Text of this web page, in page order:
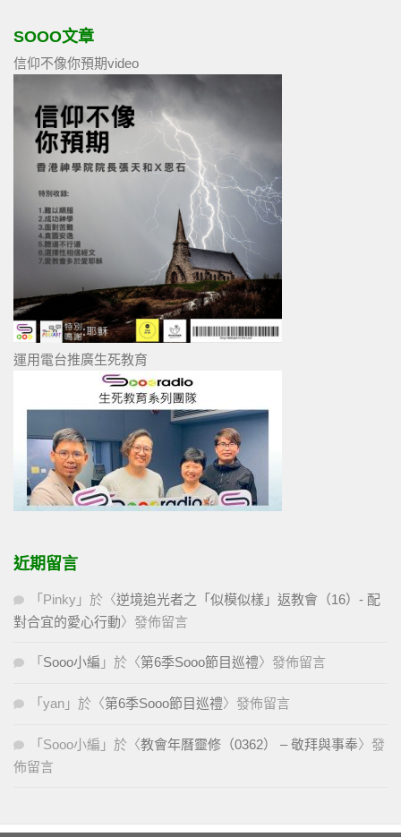
SOOO文章
信仰不像你預期video
運用電台推廣生死教育
近期留言
「 Pinky 」於〈逆境追光者之「似模似樣」返教會（16）- 配
對合宜的愛心行動〉發佈留言
「 Sooo小編 」於〈第6季Sooo節目巡禮〉發佈留言
「 yan 」於〈第6季Sooo節目巡禮〉發佈留言
「 Sooo小編 」於〈教會年曆靈修（0362） – 敬拜與事奉〉發
佈留言